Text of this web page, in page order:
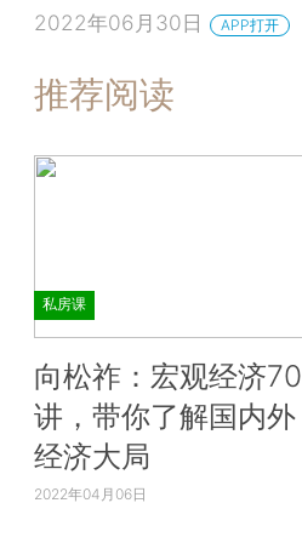
2022年06月30日 APP打开
推荐阅读
私房课
向松祚：宏观经济70
讲，带你了解国内外
经济大局
2022年04月06日